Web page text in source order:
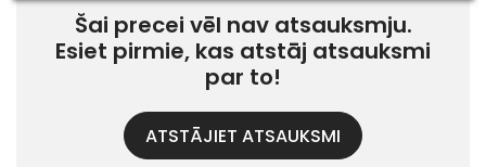
Šai precei vēl nav atsauksmju.
Esiet pirmie, kas atstāj atsauksmi
par to!
ATSTĀJIET ATSAUKSMI